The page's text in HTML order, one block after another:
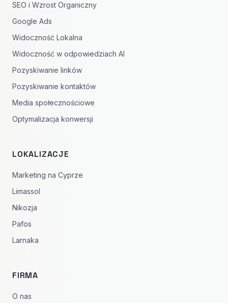
SEO i Wzrost Organiczny
Google Ads
Widoczność Lokalna
Widoczność w odpowiedziach AI
Pozyskiwanie linków
Pozyskiwanie kontaktów
Media społecznościowe
Optymalizacja konwersji
LOKALIZACJE
Marketing na Cyprze
Limassol
Nikozja
Pafos
Larnaka
FIRMA
O nas